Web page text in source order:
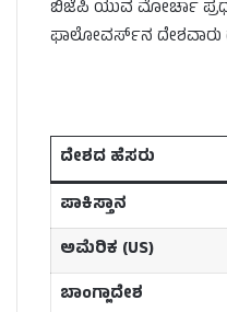
ಬಿಜೆಪಿ ಯುವ ಮೋರ್ಚಾ
ಫಾಲೋವರ್ಸ್‌ನ ದೇಶವಾರು
ದೇಶದ ಹೆಸರು
ಪಾಕಿಸ್ತಾನ
ಅಮೆರಿಕ (US)
ಬಾಂಗ್ಲಾದೇಶ